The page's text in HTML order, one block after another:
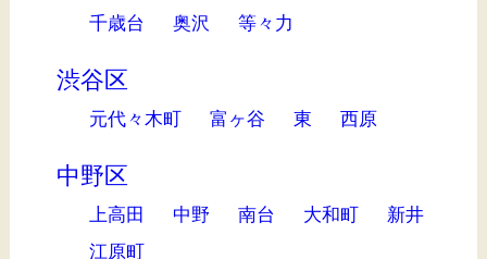
千歳台 奥沢 等々力
渋谷区
元代々木町 富ヶ谷 東 西原
中野区
上高田 中野 南台 大和町
新井
江原町